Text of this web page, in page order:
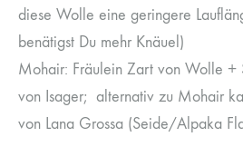
diese Wolle eine geringere
benätigst Du mehr Knäuel)
Mohair: Fräulein Zart von Wolle +
von Isager; alternativ zu Mohair
von Lana Grossa (Seide/Alpaka